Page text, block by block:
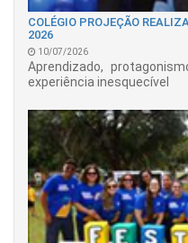
COLÉGIO PROJEÇÃO
2026
10/07/2026
Aprendizado,
experiência inesquecível